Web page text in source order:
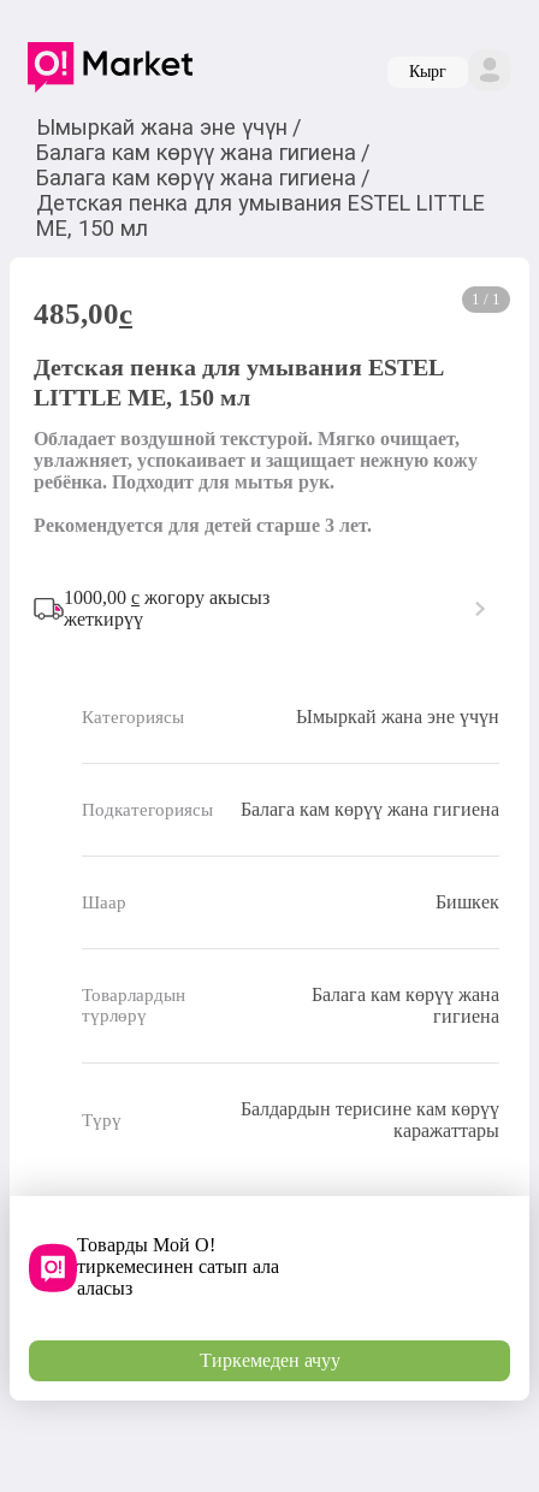
Кырг
Ымыркай жана эне үчүн /
Балага кам көрүү жана гигиена /
Балага кам көрүү жана гигиена /
Детская пенка для умывания ESTEL LITTLE
ME, 150 мл
1 / 1
485,00c
Детская пенка для умывания ESTEL
LITTLE ME, 150 мл
Обладает воздушной текстурой. Мягко очищает,
увлажняет, успокаивает и защищает нежную кожу
ребёнка. Подходит для мытья рук.
Рекомендуется для детей старше 3 лет.
1000,00 с жогору акысыз
жеткирүү
Категориясы Ымыркай жана эне үчүн
Подкатегориясы Балага кам көрүү жана гигиена
Шаар Бишкек
Товарлардын
түрлөрү
Балага кам көрүү жана
гигиена
Түрү
Балдардын терисине кам көрүү
каражаттары
Товарды Мой О!
тиркемесинен сатып ала
аласыз
Тиркемеден ачуу